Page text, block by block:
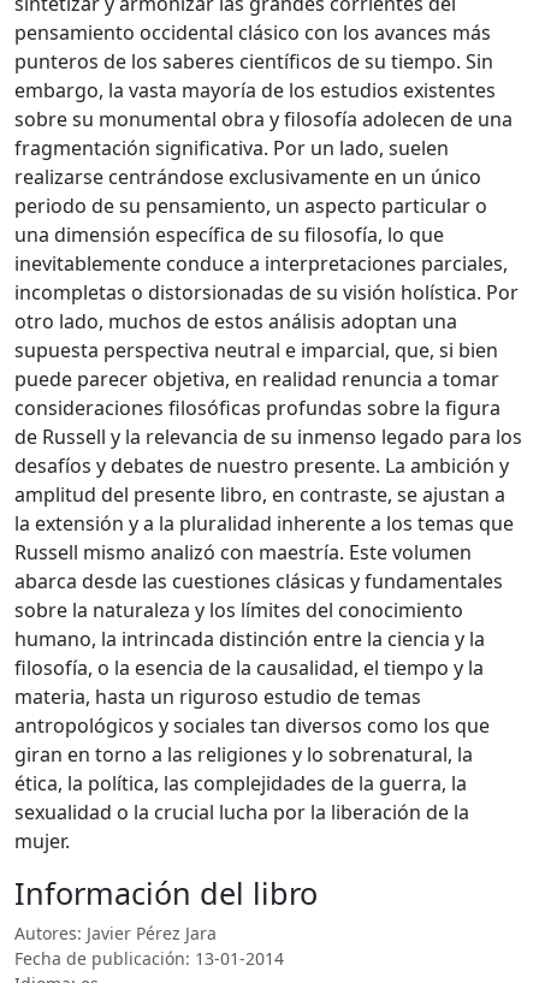
pensamiento occidental clásico con los avances más
punteros de los saberes científicos de su tiempo. Sin
embargo, la vasta mayoría de los estudios existentes
sobre su monumental obra y filosofía adolecen de una
fragmentación significativa. Por un lado, suelen
realizarse centrándose exclusivamente en un único
periodo de su pensamiento, un aspecto particular o
una dimensión específica de su filosofía, lo que
inevitablemente conduce a interpretaciones parciales,
incompletas o distorsionadas de su visión holística. Por
otro lado, muchos de estos análisis adoptan una
supuesta perspectiva neutral e imparcial, que, si bien
puede parecer objetiva, en realidad renuncia a tomar
consideraciones filosóficas profundas sobre la figura
de Russell y la relevancia de su inmenso legado para los
desafíos y debates de nuestro presente. La ambición y
amplitud del presente libro, en contraste, se ajustan a
la extensión y a la pluralidad inherente a los temas que
Russell mismo analizó con maestría. Este volumen
abarca desde las cuestiones clásicas y fundamentales
sobre la naturaleza y los límites del conocimiento
humano, la intrincada distinción entre la ciencia y la
filosofía, o la esencia de la causalidad, el tiempo y la
materia, hasta un riguroso estudio de temas
antropológicos y sociales tan diversos como los que
giran en torno a las religiones y lo sobrenatural, la
ética, la política, las complejidades de la guerra, la
sexualidad o la crucial lucha por la liberación de la
mujer.
Información del libro
Autores: Javier Pérez Jara
Fecha de publicación: 13-01-2014